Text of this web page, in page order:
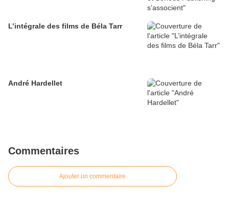
L’intégrale des films de Béla Tarr
André Hardellet
Commentaires
Ajouter un commentaire